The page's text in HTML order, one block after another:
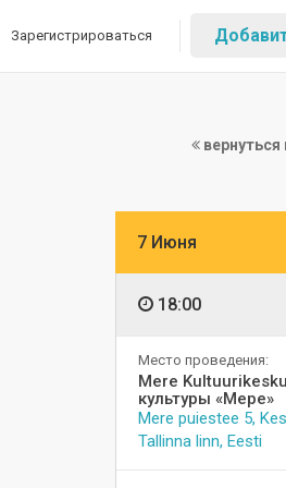
Зарегистрироваться
вернуться
7 Июня
18:00
Место проведения:
Mere
культуры «Мере»
Mere puiestee 5,
Tallinna linn, Eesti